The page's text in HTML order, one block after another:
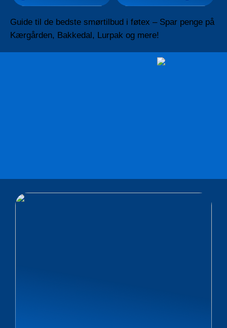
Guide til de bedste smørtilbud i føtex – Spar penge på
Kærgården, Bakkedal, Lurpak og mere!